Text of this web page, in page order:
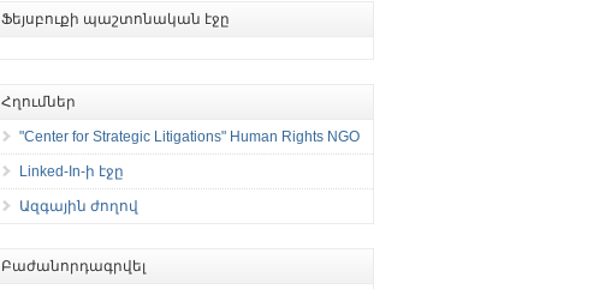
Ֆեյսբուքի պաշտոնական էջը
Հղումներ
"Center for Strategic Litigations" Human Rights NGO
Linked-In-ի էջը
Ազգային ժողով
Բաժանորդագրվել